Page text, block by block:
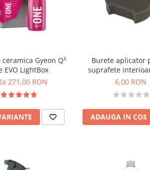
Gyeon Q²
EVO LightBox
271,00 RON
Burete aplicator
suprafete
Chemie BTM
6,00 RON
ADAUGA IN COS